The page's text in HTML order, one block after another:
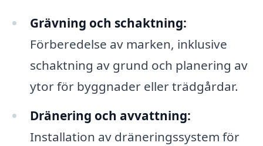
Grävning och schaktning:
Förberedelse av marken, inklusive
schaktning av grund och planering av
ytor för byggnader eller trädgårdar.
Dränering och avvattning:
Installation av dräneringssystem för